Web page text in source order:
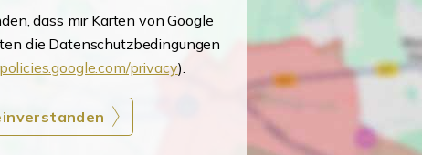
dass mir Karten von Google
die Datenschutzbedingungen
privacy).